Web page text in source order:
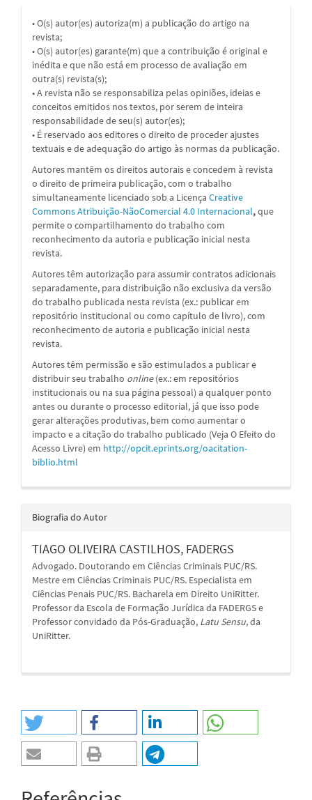
• O(s) autor(es) autoriza(m) a publicação do artigo na
revista;
• O(s) autor(es) garante(m) que a contribuição é original e
inédita e que não está em processo de avaliação em
outra(s) revista(s);
• A revista não se responsabiliza pelas opiniões, ideias e
conceitos emitidos nos textos, por serem de inteira
responsabilidade de seu(s) autor(es);
• É reservado aos editores o direito de proceder ajustes
textuais e de adequação do artigo às normas da publicação.
Autores mantêm os direitos autorais e concedem à revista
o direito de primeira publicação, com o trabalho
simultaneamente licenciado sob a Licença Creative
Commons Atribuição-NãoComercial 4.0 Internacional,que
permite o compartilhamento do trabalho com
reconhecimento da autoria e publicação inicial nesta
revista.
Autores têm autorização para assumir contratos adicionais
separadamente, para distribuição não exclusiva da versão
do trabalho publicada nesta revista (ex.: publicar em
repositório institucional ou como capítulo de livro), com
reconhecimento de autoria e publicação inicial nesta
revista.
Autores têm permissão e são estimulados a publicar e
distribuir seu trabalho online(ex.: em repositórios
institucionais ou na sua página pessoal) a qualquer ponto
antes ou durante o processo editorial, já que isso pode
gerar alterações produtivas, bem como aumentar o
impacto e a citação do trabalho publicado (Veja O Efeito do
Acesso Livre) em http://opcit.eprints.org/oacitation-
biblio.html
Biografia do Autor
TIAGO OLIVEIRA CASTILHOS, FADERGS
Advogado. Doutorando em Ciências Criminais PUC/RS.
Mestre em Ciências Criminais PUC/RS. Especialista em
Ciências Penais PUC/RS. Bacharela em Direito UniRitter.
Professor da Escola de Formação Jurídica da FADERGS e
Professor convidado da Pós-Graduação, Latu Sensu, da
UniRitter.